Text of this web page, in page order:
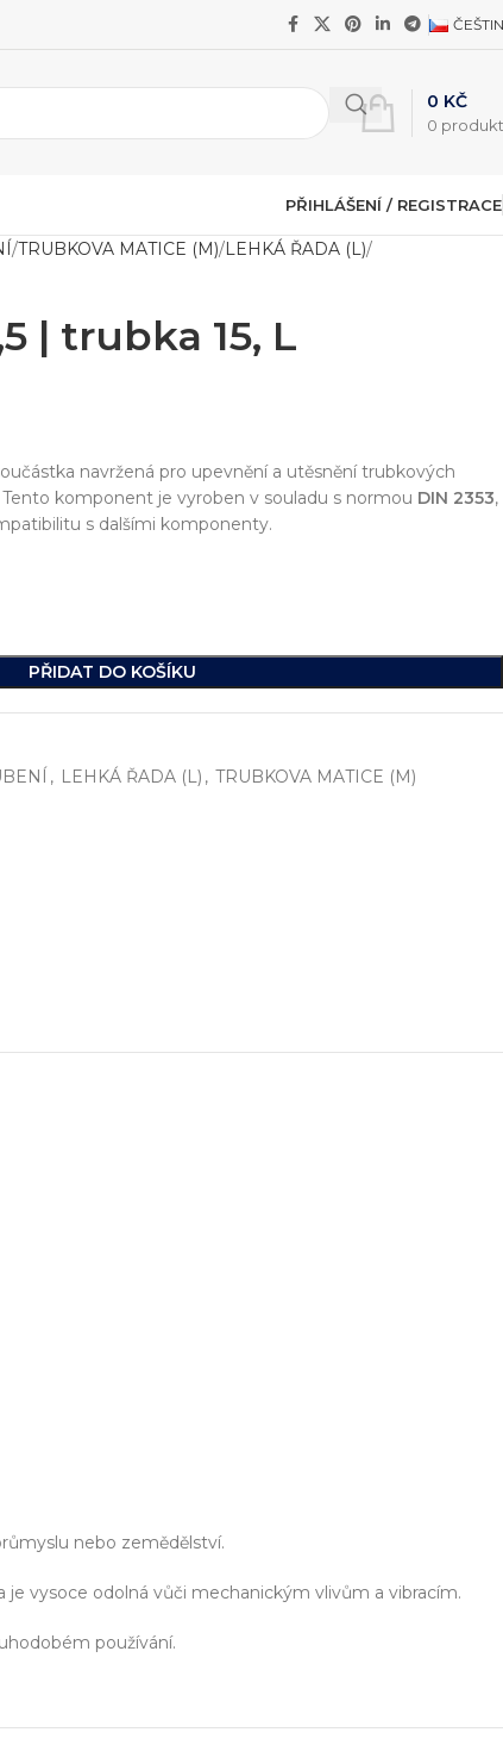
0
0 KČ
PŘIHLÁŠENÍ / REGISTRACE
TRUBKOVA MATICE (M) LEHKÁ ŘADA (L)
| trubka 15, L
navržená pro upevnění a utěsnění trubkových
komponent je vyroben v souladu s normou DIN 2353,
s dalšími komponenty.
PŘIDAT DO KOŠÍKU
, LEHKÁ ŘADA (L) , TRUBKOVA MATICE (M)
nebo zemědělství.
je vysoce odolná vůči mechanickým vlivům a vibracím.
používání.